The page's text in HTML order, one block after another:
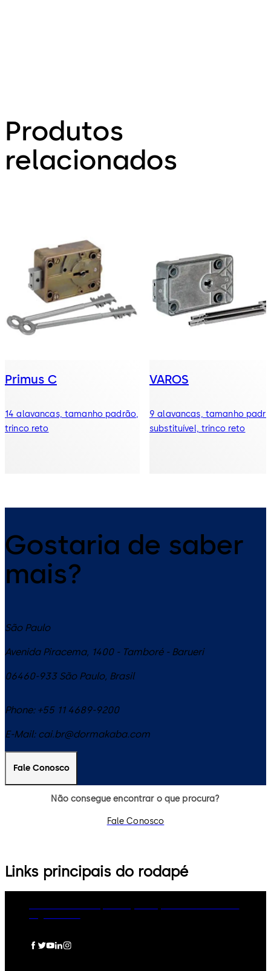
Produtos
relacionados
Primus C
14 alavancas, tamanho padrão,
trinco reto
VAROS
9 alavancas, tamanho
substituível, trinco reto
Gostaria de saber
mais?
São Paulo
Avenida Piracema, 1400 - Tamboré - Barueri
06460-933 São Paulo, Brasil
Phone: +55 11 4689-9200
E-Mail: cai.br@dormakaba.com
Fale Conosco
Não consegue encontrar o que procura?
Fale Conosco
Links principais do rodapé